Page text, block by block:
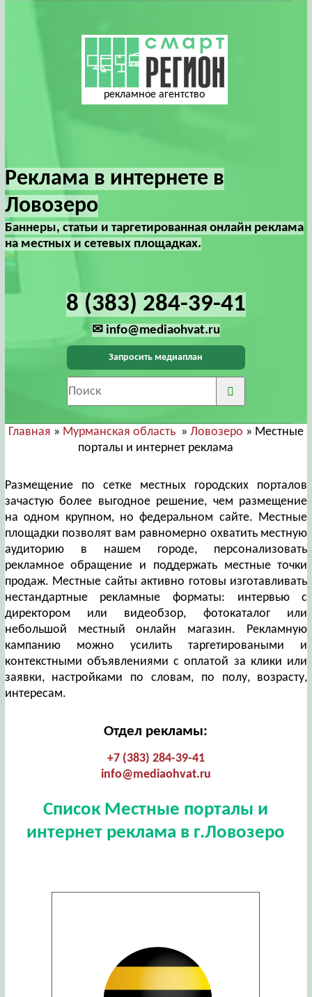
рекламное агентство
Реклама в интернете в
Ловозеро
Баннеры, статьи и таргетированная онлайн реклама
на местных и сетевых площадках.
8 (383) 284-39-41
✉ info@mediaohvat.ru
Запросить медиаплан
Главная » Мурманская область» Ловозеро » Местные
порталы и интернет реклама
Размещение по сетке местных городских порталов
зачастую более выгодное решение, чем размещение
на одном крупном, но федеральном сайте. Местные
площадки позволят вам равномерно охватить местную
аудиторию в нашем городе, персонализовать
рекламное обращение и поддержать местные точки
продаж. Местные сайты активно готовы изготавливать
нестандартные рекламные форматы: интервью с
директором или видеобзор, фотокаталог или
небольшой местный онлайн магазин. Рекламную
кампанию можно усилить таргетироваными и
контекстными объявлениями с оплатой за клики или
заявки, настройками по словам, по полу, возрасту,
интересам.
Отдел рекламы:
+7 (383) 284-39-41
info@mediaohvat.ru
Список Местные порталы и
интернет реклама в г.Ловозеро